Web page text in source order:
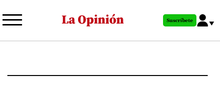
al
principal
Suscríbete